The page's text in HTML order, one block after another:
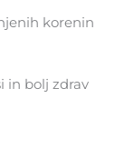
korenin
in bolj zdrav